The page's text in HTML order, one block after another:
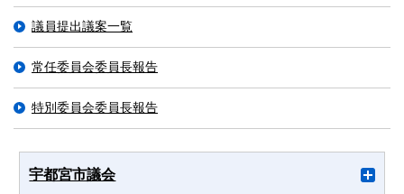
議員提出議案一覧
常任委員会委員長報告
特別委員会委員長報告
宇都宮市議会